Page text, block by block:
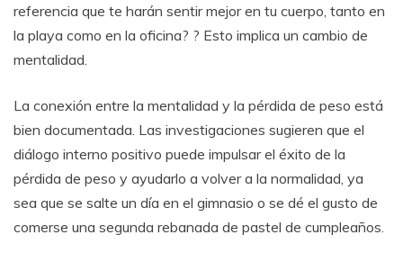
referencia que te harán sentir mejor en tu cuerpo, tanto en
la playa como en la oficina? ? Esto implica un cambio de
mentalidad.
La conexión entre la mentalidad y la pérdida de peso está
bien documentada. Las investigaciones sugieren que el
diálogo interno positivo puede impulsar el éxito de la
pérdida de peso y ayudarlo a volver a la normalidad, ya
sea que se salte un día en el gimnasio o se dé el gusto de
comerse una segunda rebanada de pastel de cumpleaños.